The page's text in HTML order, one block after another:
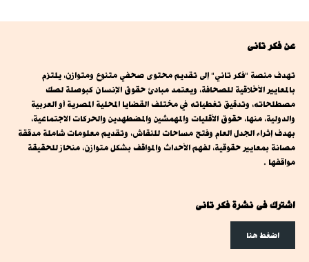
عن فكر تانى
تهدف منصة "فكر تاني" إلى تقديم محتوى صحفي متنوع ومتوازن، يلتزم
بالمعايير الأخلاقية للصحافة، ويعتمد مبادئ حقوق الإنسان كبوصلة لصك
مصطلحاته، وتدقيق تغطياته في مختلف القضايا المحلية المصرية أو العربية
والدولية، منها، حقوق الأقليات والمهمشين والمضطهدين والحركات الاجتماعية،
بهدف إثراء الجدل العام وفتح مساحات للنقاش، وتقديم معلومات شاملة مدققة
مصانة بمعايير حقوقية، لفهم الأحداث والمواقف بشكل متوازن، منحاز للحقيقة
مواقفها .
اشترك فى نشرة فكر تانى
اضغط هنا